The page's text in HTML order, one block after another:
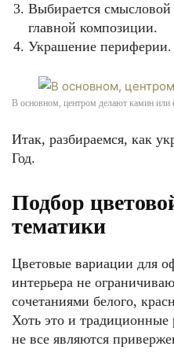
Выбирается смысловой
главной композиции.
Украшение периферии.
В основном, центром делают камин или
Итак, разбираемся, как
Год.
Подбор
тематики
Цветовые вариации для
интерьера не
сочетаниями белого,
Хоть это и традиционные
не все являются